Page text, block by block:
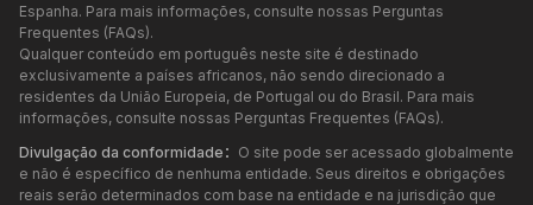
Espanha. Para mais informações, consulte nossas Perguntas
Frequentes (FAQs).
Qualquer conteúdo em português neste site é destinado
exclusivamente a países africanos, não sendo direcionado a
residentes da União Europeia, de Portugal ou do Brasil. Para mais
informações, consulte nossas Perguntas Frequentes (FAQs).
Divulgação da conformidade： O site pode ser acessado globalmente
e não é específico de nenhuma entidade. Seus direitos e obrigações
reais serão determinados com base na entidade e na jurisdição que